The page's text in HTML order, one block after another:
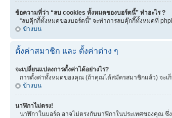
ข้อความที่ว่า “ลบ cookies ทั้งหมดของบอร์ดนี้” ทำอะไร ?
“ลบคุีกกี้ทั้งหมดของบอร์ดนี้” จะทำการลบคุ๊กกี๊ทั้งหมดที่
ข้างบน
ตั้งค่าสมาชิก และ ตั้งค่าต่าง ๆ
จะเปลี่ยนแปลงการตั้งค่าได้อย่างไร?
การตั้งค่าทั้งหมดของคุณ (ถ้าคุณได้สมัครสมาชิกแล้ว) จะเ
ข้างบน
นาฬิกาไม่ตรง!
นาฬิกาในบอร์ด อาจไม่ตรงกับนาฬิกาในประเทศของคุณ